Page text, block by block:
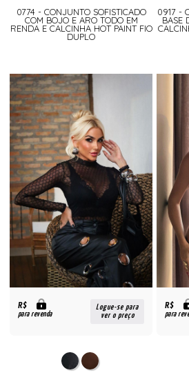
0774 - CONJUNTO SOFISTICADO
COM BOJO E ARO TODO EM
RENDA E CALCINHA HOT PAINT FIO
DUPLO
0917 -
BASE
R$
para revenda
Logue-se para
ver o preço
R$
para